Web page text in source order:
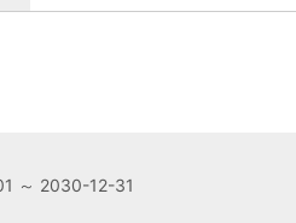
～ 2030-12-31